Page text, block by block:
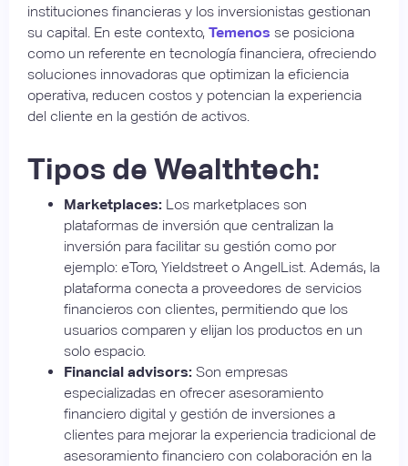
instituciones financieras y los inversionistas gestionan
su capital. En este contexto, Temenos se posiciona
como un referente en tecnología financiera, ofreciendo
soluciones innovadoras que optimizan la eficiencia
operativa, reducen costos y potencian la experiencia
del cliente en la gestión de activos.
Tipos de Wealthtech:
Marketplaces: Los marketplaces son
plataformas de inversión que centralizan la
inversión para facilitar su gestión como por
ejemplo: eToro, Yieldstreet o AngelList. Además, la
plataforma conecta a proveedores de servicios
financieros con clientes, permitiendo que los
usuarios comparen y elijan los productos en un
solo espacio.
Financial advisors: Son empresas
especializadas en ofrecer asesoramiento
financiero digital y gestión de inversiones a
clientes para mejorar la experiencia tradicional de
asesoramiento financiero con colaboración en la